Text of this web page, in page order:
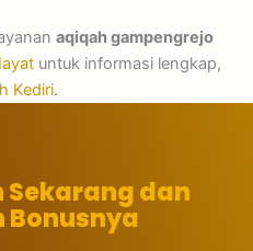
aqiqah gampengrejo
untuk informasi lengkap,
Kediri.
Sekarang dan
Bonusnya